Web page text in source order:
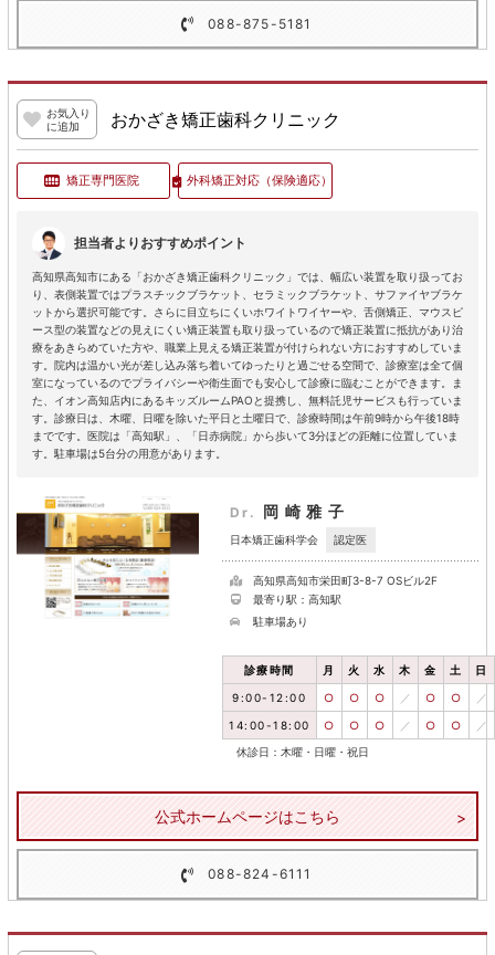
088-875-5181
お気入り
に追加
おかざき矯正歯科クリニック
矯正専門医院 外科矯正対応（保険適応）
担当者よりおすすめポイント
高知県高知市にある「おかざき矯正歯科クリニック」では、幅広い装置を取り扱ってお
り、表側装置ではプラスチックブラケット、セラミックブラケット、サファイヤブラケ
ットから選択可能です。さらに目立ちにくいホワイトワイヤーや、舌側矯正、マウスピ
ース型の装置などの見えにくい矯正装置も取り扱っているので矯正装置に抵抗があり治
療をあきらめていた方や、職業上見える矯正装置が付けられない方におすすめしていま
す。院内は温かい光が差し込み落ち着いてゆったりと過ごせる空間で、診療室は全て個
室になっているのでプライバシーや衛生面でも安心して診療に臨むことができます。ま
た、イオン高知店内にあるキッズルームPAOと提携し、無料託児サービスも行っていま
す。診療日は、木曜、日曜を除いた平日と土曜日で、診療時間は午前9時から午後18時
までです。医院は「高知駅」、「日赤病院」から歩いて3分ほどの距離に位置していま
す。駐車場は5台分の用意があります。
Dr. 岡崎雅子
日本矯正歯科学会 認定医
高知県高知市栄田町3-8-7 OSビル2F
最寄り駅：高知駅
駐車場あり
診療時間 月 火 水 木 金 土 日
9:00-12:00 ○ ○ ○ ／ ○ ○ ／
14:00-18:00 ○ ○ ○ ／ ○ ○ ／
休診日：木曜・日曜・祝日
公式ホームページはこちら
088-824-6111